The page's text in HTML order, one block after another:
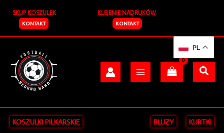
treści
SKUP KOSZULEK
KONTAKT
KLEJENIE NADRUKÓW
KONTAKT
KOSZULKI PIŁKARSKIE BLUZY KURTKI
PL